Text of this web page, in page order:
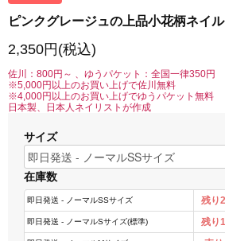
ピンクグレージュの上品小花柄ネイル
2,350円(税込)
佐川：800円～ 、ゆうパケット：全国一律350円
※5,000円以上のお買い上げで佐川無料
※4,000円以上のお買い上げでゆうパケット無料
日本製、日本人ネイリストが作成
サイズ
在庫数